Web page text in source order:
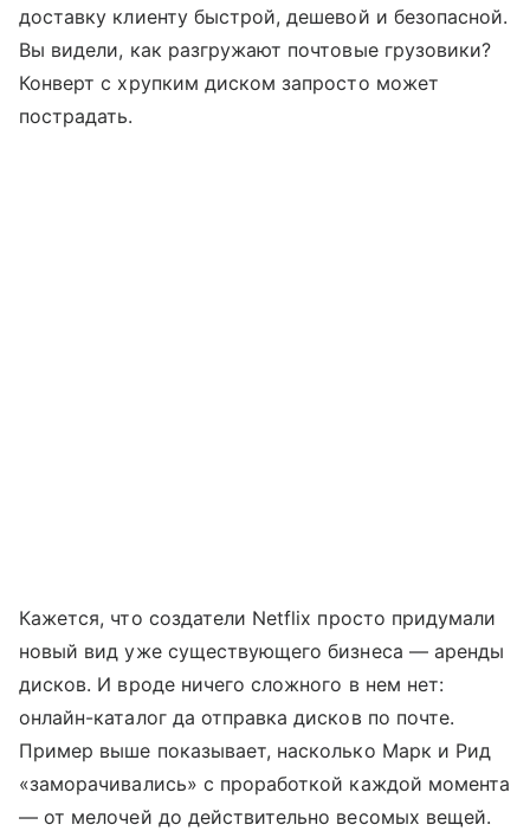
доставку клиенту быстрой, дешевой и безопасной.
Вы видели, как разгружают почтовые грузовики?
Конверт с хрупким диском запросто может
пострадать.
Кажется, что создатели Netflix просто придумали
новый вид уже существующего бизнеса — аренды
дисков. И вроде ничего сложного в нем нет:
онлайн-каталог да отправка дисков по почте.
Пример выше показывает, насколько Марк и Рид
«заморачивались» с проработкой каждой момента
— от мелочей до действительно весомых вещей.